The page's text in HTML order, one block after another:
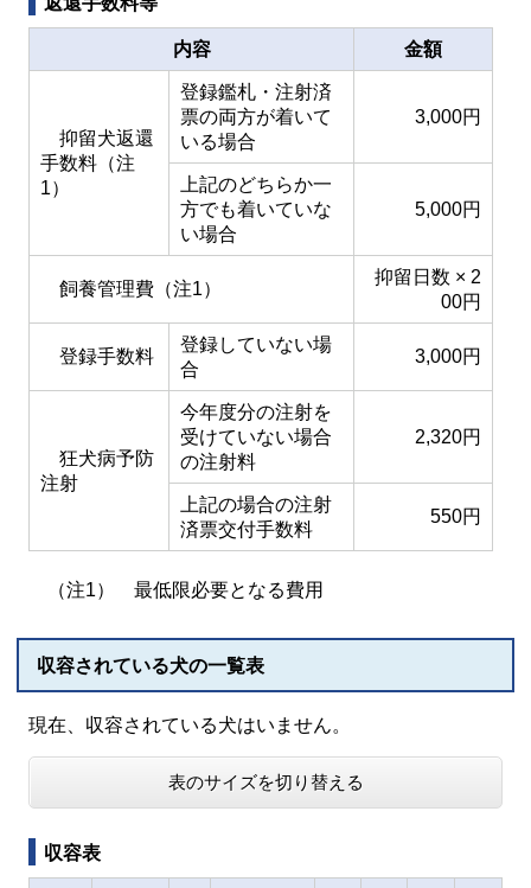
内容 金額
抑留犬返還
手数料（注
1）
登録鑑札・注射済
票の両方が着いて
いる場合
3,000円
上記のどちらか一
方でも着いていな
い場合
5,000円
飼養管理費（注1）
抑留日数 × 2
00円
登録手数料
登録していない場
合
3,000円
狂犬病予防
注射
今年度分の注射を
受けていない場合
の注射料
2,320円
上記の場合の注射
済票交付手数料
550円
（注1） 最低限必要となる費用
収容されている犬の一覧表
現在、収容されている犬はいません。
表のサイズを切り替える
収容表